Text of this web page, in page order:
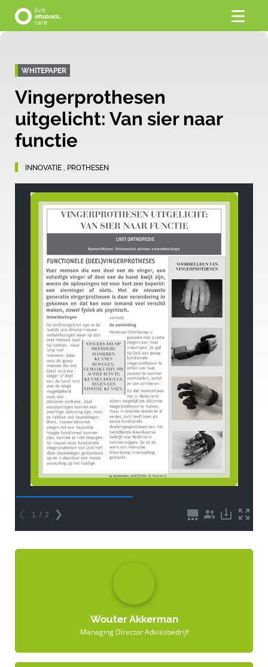
WHITEPAPER
Vingerprothesen
uitgelicht: Van sier naar
functie
INNOVATIE PROTHESEN
Wouter Akkerman
Managing Director Adviesbedrijf